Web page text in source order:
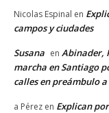
Nicolas Espinal en
campos y ciudades
Susana en Abinader,
marcha en Santiago
calles en preámbulo a
a Pérez en Explican